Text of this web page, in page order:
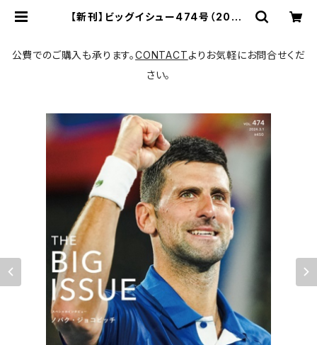
【新刊】ビッグイシュー474号（2024
ッチ | 書肆猫に縁側
公費でのご購入も承ります。CONTACTよりお気軽にお問合せくだ
さい。